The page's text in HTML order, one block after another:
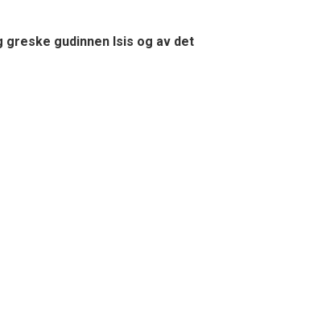
gudinnen Isis og av det